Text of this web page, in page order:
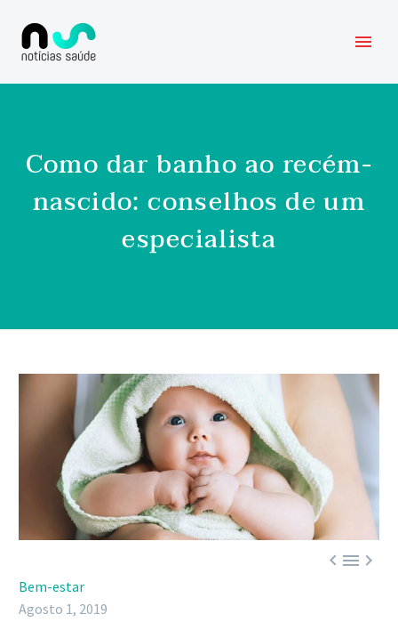
Como dar banho ao recém-
nascido: conselhos de um
especialista

Bem-estar
Agosto 1, 2019